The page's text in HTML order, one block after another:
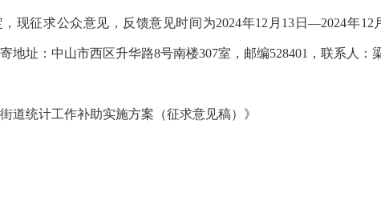
征求公众意见，反馈意见时间为2024年12月13日—2024年12
地址：中山市西区升华路8号南楼307室，邮编528401，联系人：
统计工作补助实施方案（征求意见稿）》